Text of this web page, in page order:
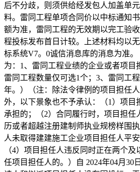
后不分歧，则须供给经发包人加盖单
料。雷同工程单项合同价以中标通知
额为准，雷同工程的无效期以完工验
程投标发布首日计较。上述材料均以
标系统V7。0诚信消息库的消息为准
为：1、雷同工程业绩的企业或者项目
雷同工程数量仅可选1个；3、雷同工
年。）（注：除法令律例的项目担任
外，以下景象也不予承认：（1）项目
承担的；（2）合同履行时，项目担任
历或者超越注册建制师执业规榜样围
人未取得建建施工企业项目担任人平
（4）项目担任人违反同时正在两个
任项目担任人的。）自 2024年04月30